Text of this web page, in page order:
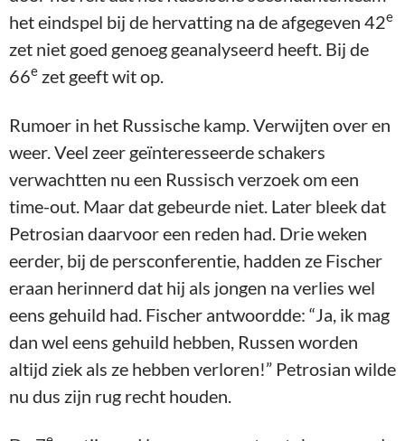
het eindspel bij de hervatting na de afgegeven 42e
zet niet goed genoeg geanalyseerd heeft. Bij de
66e zet geeft wit op.
Rumoer in het Russische kamp. Verwijten over en
weer. Veel zeer geïnteresseerde schakers
verwachtten nu een Russisch verzoek om een
time-out. Maar dat gebeurde niet. Later bleek dat
Petrosian daarvoor een reden had. Drie weken
eerder, bij de persconferentie, hadden ze Fischer
eraan herinnerd dat hij als jongen na verlies wel
eens gehuild had. Fischer antwoordde: “Ja, ik mag
dan wel eens gehuild hebben, Russen worden
altijd ziek als ze hebben verloren!” Petrosian wilde
nu dus zijn rug recht houden.